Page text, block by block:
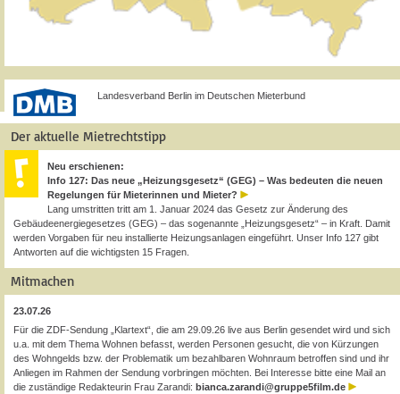
Landesverband Berlin im Deutschen Mieterbund
Der aktuelle Mietrechtstipp
Neu erschienen:
Info 127: Das neue „Heizungsgesetz“ (GEG) – Was bedeuten die neuen
Regelungen für Mieterinnen und Mieter?
Lang umstritten tritt am 1. Januar 2024 das Gesetz zur Änderung des
Gebäudeenergiegesetzes (GEG) – das sogenannte „Heizungsgesetz“ – in Kraft. Damit
werden Vorgaben für neu installierte Heizungsanlagen eingeführt. Unser Info 127 gibt
Antworten auf die wichtigsten 15 Fragen.
Mitmachen
23.07.26
Für die ZDF-Sendung „Klartext“, die am 29.09.26 live aus Berlin gesendet wird und sich
u.a. mit dem Thema Wohnen befasst, werden Personen gesucht, die von Kürzungen
des Wohngelds bzw. der Problematik um bezahlbaren Wohnraum betroffen sind und ihr
Anliegen im Rahmen der Sendung vorbringen möchten. Bei Interesse bitte eine Mail an
die zuständige Redakteurin Frau Zarandi: bianca.zarandi@gruppe5film.de